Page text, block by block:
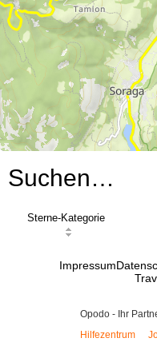
Suchen…
Sterne-Kategorie
Impressum